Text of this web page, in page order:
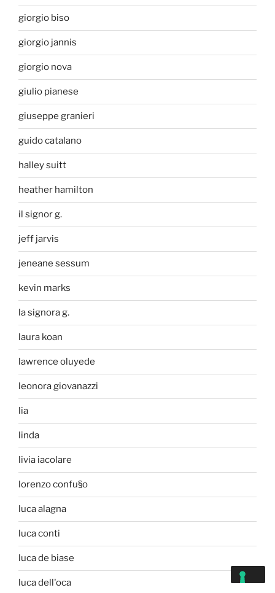
giorgio biso
giorgio jannis
giorgio nova
giulio pianese
giuseppe granieri
guido catalano
halley suitt
heather hamilton
il signor g.
jeff jarvis
jeneane sessum
kevin marks
la signora g.
laura koan
lawrence oluyede
leonora giovanazzi
lia
linda
livia iacolare
lorenzo confu§o
luca alagna
luca conti
luca de biase
luca dell'oca